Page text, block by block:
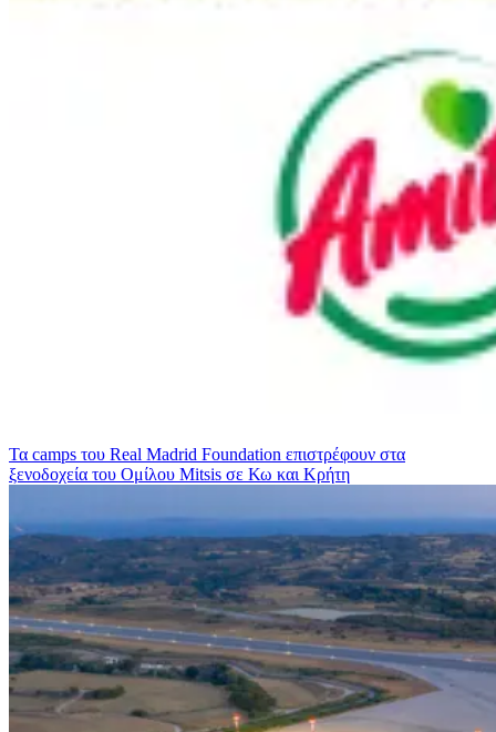
Τα camps του Real Madrid Foundation επιστρέφουν στα
ξενοδοχεία του Ομίλου Mitsis σε Κω και Κρήτη